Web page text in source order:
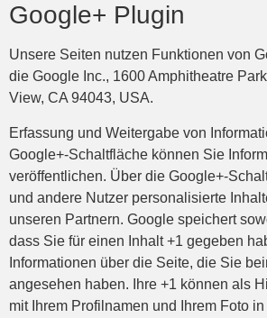
Google+ Plugin
Unsere Seiten nutzen Funktionen von
die Google Inc., 1600 Amphitheatre
View, CA 94043, USA.
Erfassung und Weitergabe von
Google+-Schaltfläche können Sie
veröffentlichen. Über die Google+-
und andere Nutzer personalisierte
unseren Partnern. Google speichert
dass Sie für einen Inhalt +1 gegeben
Informationen über die Seite, die Sie
angesehen haben. Ihre +1 können als
mit Ihrem Profilnamen und Ihrem Foto